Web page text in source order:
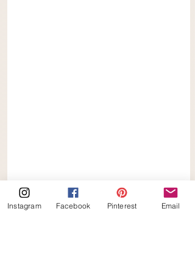
Keto
Instagram Facebook Pinterest Email